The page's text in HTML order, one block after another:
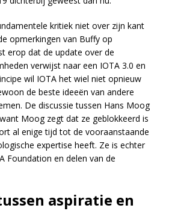
kritiek niet over zijn kant
opmerkingen van Buffy op
erop dat de update over de
verwijst naar een IOTA 3.0 en
wil IOTA het wiel niet opnieuw
de beste ideeën van andere
De discussie tussen Hans Moog
Moog zegt dat ze geblokkeerd is
al enige tijd tot de vooraanstaande
expertise heeft. Ze is echter
Foundation en delen van de
aspiratie en